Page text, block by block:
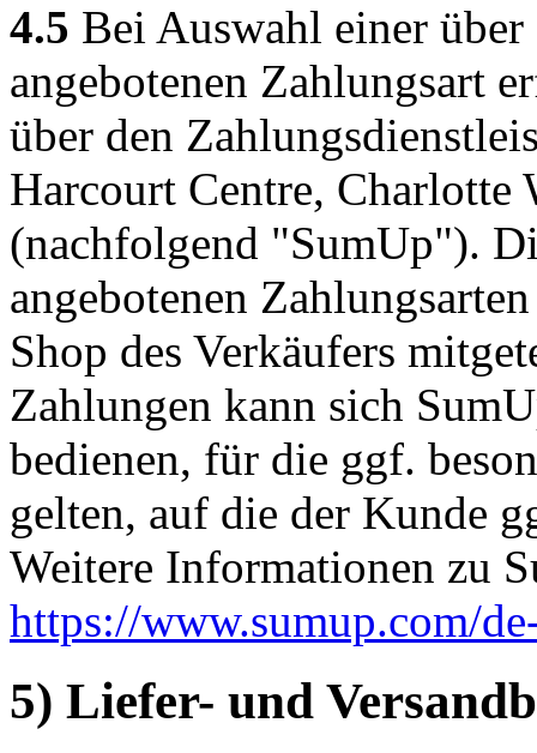
4.5 Bei Auswahl einer
angebotenen Zahlungsart
über den
Harcourt Centre,
(nachfolgend "SumUp").
angebotenen
Shop des Verkäufers
Zahlungen kann sich
bedienen, für die ggf.
gelten, auf die der Kunde
Weitere Informationen zu
https://www.sumup.com/
5) Liefer- und